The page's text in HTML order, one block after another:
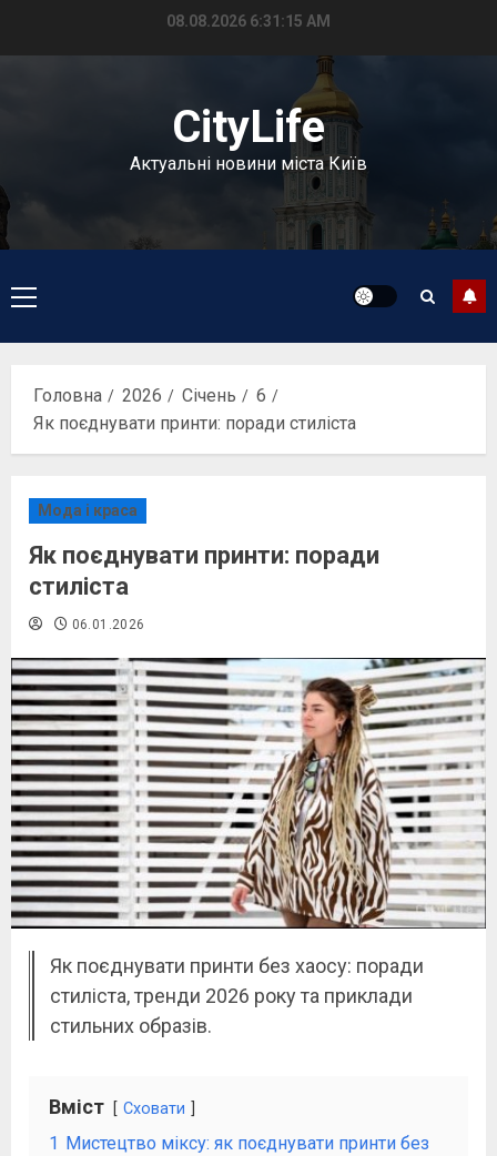
08.08.2026 6:31:16 AM
CityLife
Актуальні новини міста Київ
Головне
меню
Головна 2026 Січень
6
Як поєднувати принти: поради стиліста
Мода і краса
Як поєднувати принти: поради
стиліста
06.01.2026
Як поєднувати принти без хаосу: поради
стиліста, тренди 2026 року та приклади
стильних образів.
Вміст Сховати
1 Мистецтво міксу: як поєднувати принти без